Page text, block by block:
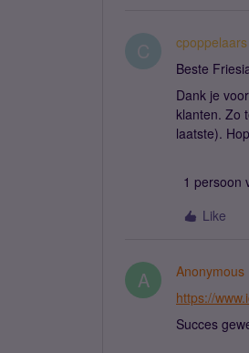
C cpoppelaars
Beste
Dank je
klanten. Zo
laatste).
1 persoon
Like
A Anonymous
https://
Succes